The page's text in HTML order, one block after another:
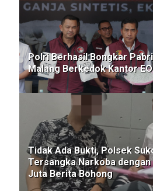
Polri Berhasil Bongkar
Malang Berkedok Kantor EO
Tidak Ada Bukti, Polsek
Tersangka Narkoba dengan
Juta Berita Bohong